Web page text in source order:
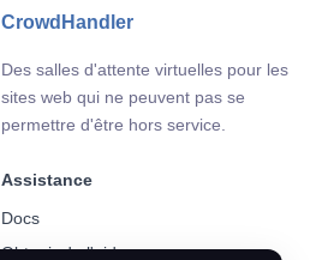
CrowdHandler
Des salles d'attente virtuelles pour les
sites web qui ne peuvent pas se
permettre d'être hors service.
Assistance
Docs
Obtenir de l'aide